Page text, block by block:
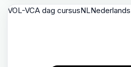
VOL-VCA dag cursusNLNederlands